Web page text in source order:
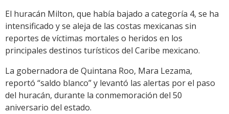
El huracán Milton, que había bajado a categoría 4, se ha
intensificado y se aleja de las costas mexicanas sin
reportes de víctimas mortales o heridos en los
principales destinos turísticos del Caribe mexicano.
La gobernadora de Quintana Roo, Mara Lezama,
reportó “saldo blanco” y levantó las alertas por el paso
del huracán, durante la conmemoración del 50
aniversario del estado.